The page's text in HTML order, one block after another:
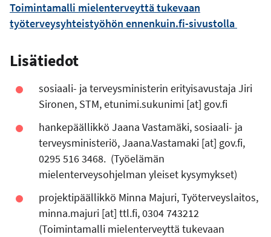
Toimintamalli mielenterveyttä tukevaan
työterveysyhteistyöhön ennenkuin.fi-sivustolla
Lisätiedot
sosiaali- ja terveysministerin erityisavustaja Jiri
Sironen, STM,etunimi.sukunimi [at] gov.fi
hankepäällikkö Jaana Vastamäki, sosiaali- ja
terveysministeriö,Jaana.Vastamaki [at] gov.fi,
0295 516 3468. (Työelämän
mielenterveysohjelman yleiset kysymykset)
projektipäällikkö Minna Majuri, Työterveyslaitos,
minna.majuri [at]ttl.fi, 0304 743212
(Toimintamalli mielenterveyttä tukevaan